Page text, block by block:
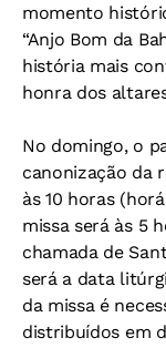
momento
“Anjo Bom da
história mais
honra dos
No domingo, o
canonização da
às 10 horas
missa será às 5
chamada de
será a data
da missa é
distribuídos em